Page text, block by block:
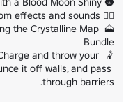
the Crystalline Map
Charge and throw your
it off walls, and pass